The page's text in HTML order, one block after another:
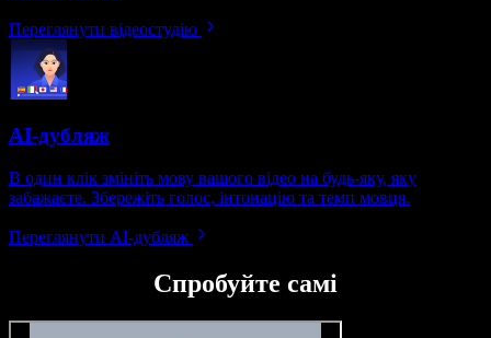
Переглянути відеостудію
AI-дубляж
В один клік змініть мову вашого відео на будь-яку, яку
забажаєте. Збережіть голос, інтонацію та темп мовця.
Переглянути AI-дубляж
Спробуйте самі